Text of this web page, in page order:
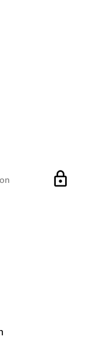
lock